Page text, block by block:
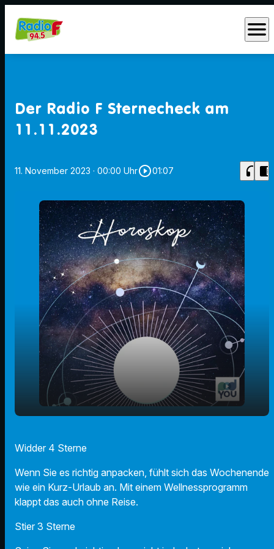
menu
Der Radio F Sternecheck am
11.11.2023
11. November 2023 · 00:00 Uhrplay_circle_outline01:07 headphones chrome_reader_mode
play_arrow
Widder 4 Sterne
Wenn Sie es richtig anpacken, fühlt sich das Wochenende
wie ein Kurz-Urlaub an. Mit einem Wellnessprogramm
klappt das auch ohne Reise.
Stier 3 Sterne